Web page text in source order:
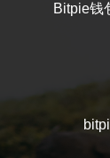
Bitpie钱